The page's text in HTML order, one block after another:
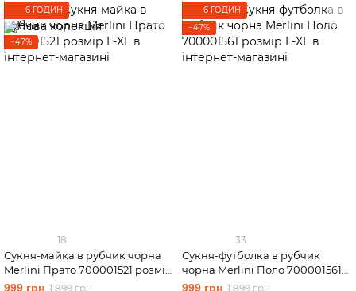
6 ГОДИН
−47%
18
Сукня-майка в рубчик чорна
Merlini Прато 700001521 розмір
L-XL
999 грн 1 899 грн
6 ГОДИН
−47%
33
Сукня-футболка в рубчик
чорна Merlini Поло 700001561
розмір L-XL
999 грн 1 899 грн